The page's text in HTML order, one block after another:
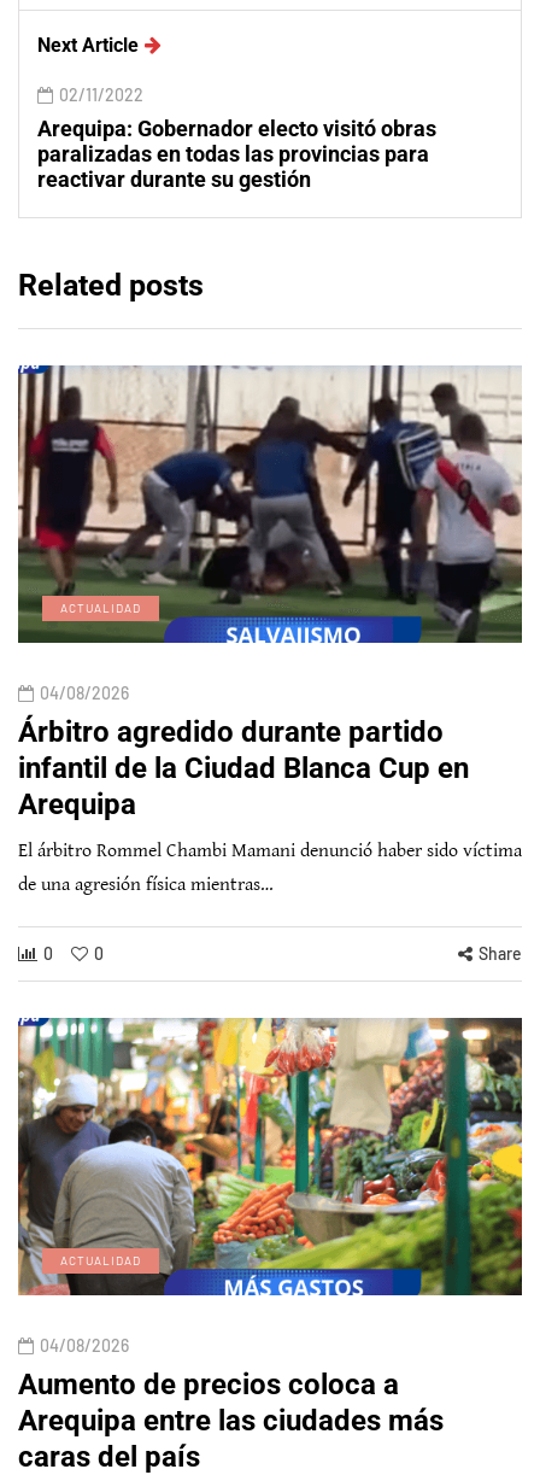
Next Article
02/11/2022
Arequipa: Gobernador electo visitó obras
paralizadas en todas las provincias para
reactivar durante su gestión
Related posts
ACTUALIDAD
04/08/2026
Árbitro agredido durante partido
infantil de la Ciudad Blanca Cup en
Arequipa
El árbitro Rommel Chambi Mamani denunció haber sido víctima
de una agresión física mientras…
0 0 Share
ACTUALIDAD
04/08/2026
Aumento de precios coloca a
Arequipa entre las ciudades más
caras del país